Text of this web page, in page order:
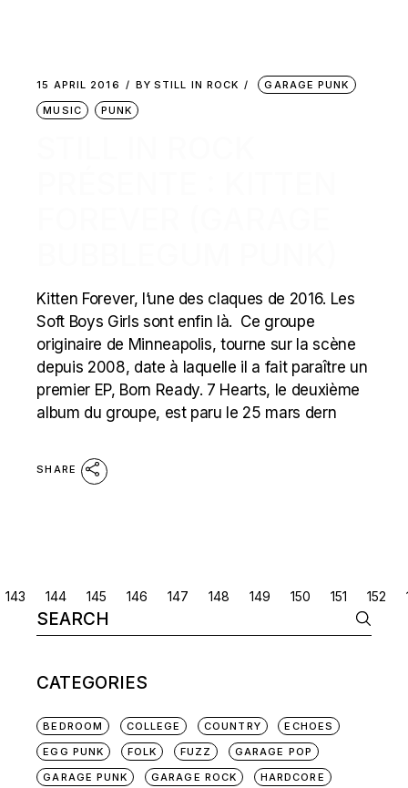
15 APRIL 2016 BY STILL IN ROCK
GARAGE PUNK
MUSIC
PUNK
Kitten Forever, l’une des claques de 2016. Les
Soft Boys Girls sont enfin là. Ce groupe
originaire de Minneapolis, tourne sur la scène
depuis 2008, date à laquelle il a fait paraître un
premier EP, Born Ready. 7 Hearts, le deuxième
album du groupe, est paru le 25 mars dern
SHARE
POSTS
NAVIGATION
143 144 145 146 147 148 149 150 151 152
Search
for:
CATEGORIES
BEDROOM COLLEGE COUNTRY
ECHOES
EGG PUNK
FOLK FUZZ
GARAGE POP
GARAGE PUNK
GARAGE ROCK HARDCORE